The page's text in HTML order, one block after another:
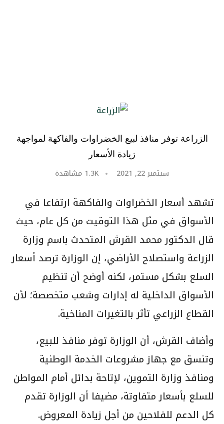
الزراعة توفر منافذ لبيع الخضراوات والفاكهة لمواجهة
زيادة الأسعار
سبتمبر 22, 2021 1.3K مشاهدة
تشهد أسعار الخضراوات والفاكهة ارتفاعا في
الأسواق في مثل هذا التوقيت من كل عام، حيث
قال الدكتور محمد القرش المتحدث باسم وزارة
الزراعة واستصلاح الأراضي، إن الوزارة ترصد أسعار
السلع بشكل مستمر، لكنه أوضح أن تنظيم
الأسواق الداخلية له إدارات وشعب متخصصة؛ لأن
القطاع الزراعي تأثر بالتغيرات المناخية.
وأضاف القرش، أن الوزارة توفر منافذ للبيع،
وتنسق مع جهاز مشروعات الخدمة الوطنية
ومنافذ وزارة التموين، لإتاحة بدائل أمام المواطن
للسلع بأسعار متفاوتة، مضيفا أن الوزارة تقدم
كل الدعم للفلاحين من أجل زيادة المعروض.